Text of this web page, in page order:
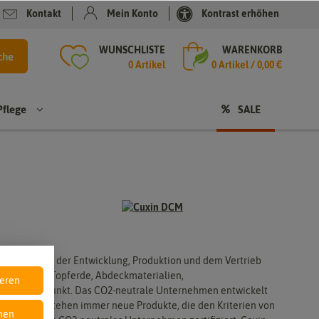
Kontakt Mein Konto Kontrast erhöhen
WUNSCHLISTE
0 Artikel
WARENKORB
0Artikel /0,00 €
Sale
SALE
in der Entwicklung, Produktion und dem Vertrieb
um Topferde, Abdeckmaterialien,
Mittelpunkt. Das CO2-neutrale Unternehmen entwickelt
entstehen immer neue Produkte, die den Kriterien von